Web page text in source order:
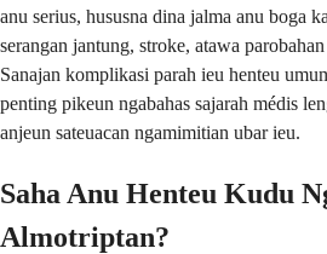
anu serius, hususna dina jalma anu boga
serangan jantung, stroke, atawa
Sanajan komplikasi parah ieu henteu
penting pikeun ngabahas sajarah médis
anjeun sateuacan ngamimitian ubar ieu.
Saha Anu Henteu Kudu
Almotriptan?